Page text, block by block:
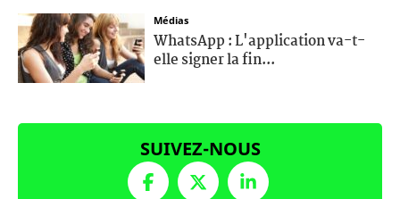
Médias
WhatsApp : L'application va-t-
elle signer la fin...
SUIVEZ-NOUS